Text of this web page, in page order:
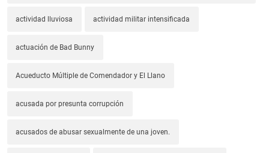
actividad lluviosa actividad militar intensificada
actuación de Bad Bunny
Acueducto Múltiple de Comendador y El Llano
acusada por presunta corrupción
acusados de abusar sexualmente de una joven.